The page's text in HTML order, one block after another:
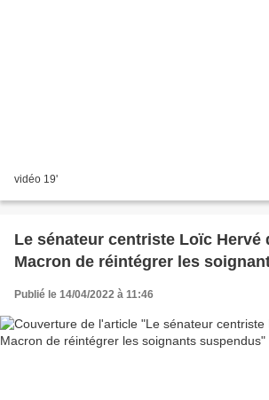
vidéo 19'
Le sénateur centriste Loïc Hervé
Macron de réintégrer les
Publié le 14/04/2022 à 11:46